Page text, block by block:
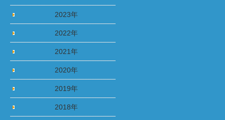
2023年
2022年
2021年
2020年
2019年
2018年